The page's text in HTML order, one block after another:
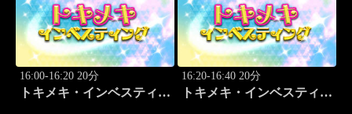
16:00-16:20 20分
トキメキ・インベスティン
16:20-16:40 20分
トキメキ・インベスティン